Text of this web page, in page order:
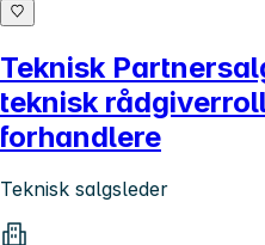
Teknisk
teknisk
forhandlere
Teknisk salgsleder